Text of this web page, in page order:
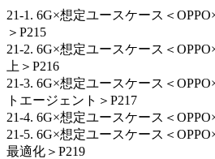
21-1. 6G×想定ユースケース＜
＞P215
21-2. 6G×想定ユースケース＜
上＞P216
21-3. 6G×想定ユースケース＜
トエージェント＞P217
21-4. 6G×想定ユースケース＜
21-5. 6G×想定ユースケース＜
最適化＞P219